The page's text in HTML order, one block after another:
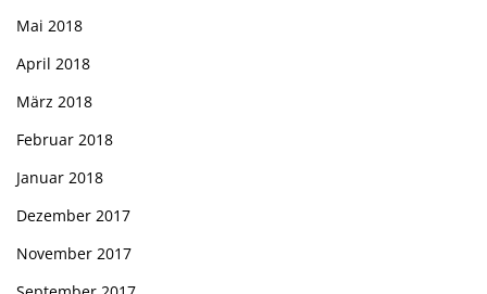
Mai 2018
April 2018
März 2018
Februar 2018
Januar 2018
Dezember 2017
November 2017